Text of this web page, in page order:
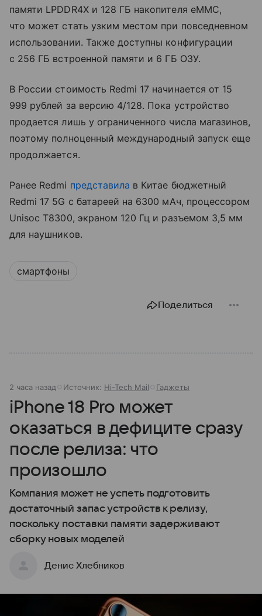
памяти LPDDR4X и 128 ГБ накопителя eMMC,
что может стать узким местом при повседневном
использовании. Также доступны конфигурации
с 256 ГБ встроенной памяти и 6 ГБ ОЗУ.
В России стоимость Redmi 17 начинается от 15
999 рублей за версию 4/128. Пока устройство
продается лишь у ограниченного числа магазинов,
поэтому полноценный международный запуск еще
продолжается.
Ранее Redmi представила в Китае бюджетный
Redmi 17 5G с батареей на 6300 мАч, процессором
Unisoc T8300, экраном 120 Гц и разъемом 3,5 мм
для наушников.
смартфоны
Поделиться
2 часа назад Источник: Hi-Tech Mail Гаджеты
iPhone 18 Pro может
оказаться в дефиците сразу
после релиза: что
произошло
Компания может не успеть подготовить
достаточный запас устройств к релизу,
поскольку поставки памяти задерживают
сборку новых моделей
Денис Хлебников